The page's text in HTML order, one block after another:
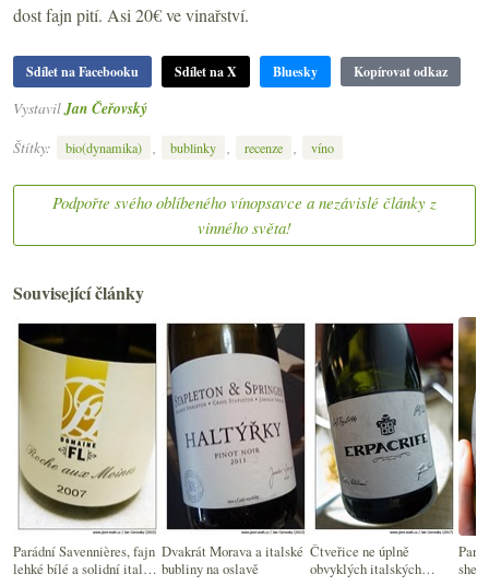
dost fajn pití. Asi 20€ ve vinařství.
Sdílet na Facebooku Sdílet na X Bluesky Kopírovat odkaz
Vystavil Jan Čeřovský
Štítky:
bio(dynamika) , bublinky , recenze , víno
Podpořte svého oblíbeného vínopsavce a nezávislé články z
vinného světa!
Související články
Parádní Savennières, fajn
lehké bílé a solidní italské
Dvakrát Morava a italské
bubliny na oslavě
Čtveřice ne úplně
obvyklých italských